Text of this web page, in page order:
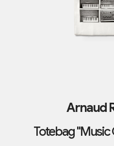
Arnaud
Totebag